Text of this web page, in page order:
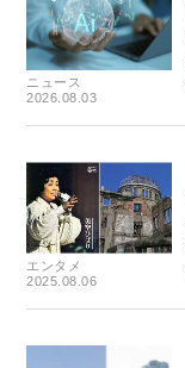
ニュース
2026.08.03
エンタメ
2025.08.06